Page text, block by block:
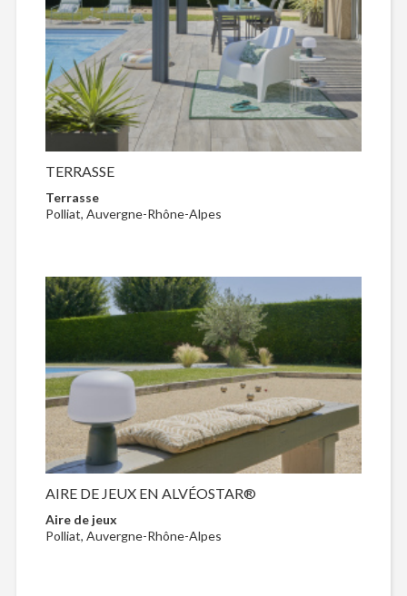
TERRASSE
Terrasse
Polliat, Auvergne-Rhône-Alpes
AIRE DE JEUX EN ALVÉOSTAR®
Aire de jeux
Polliat, Auvergne-Rhône-Alpes